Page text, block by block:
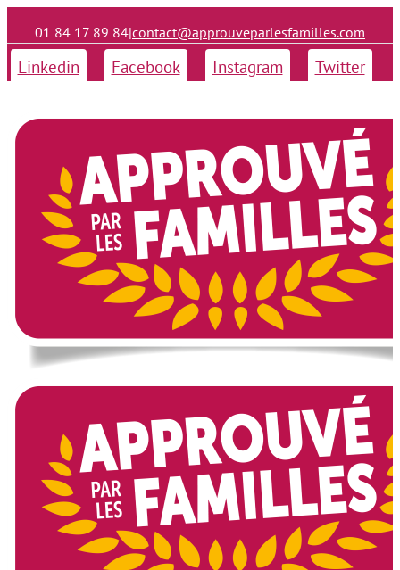
01 84 17 89 84|contact@approuveparlesfamilles.com
Linkedin Facebook Instagram Twitter